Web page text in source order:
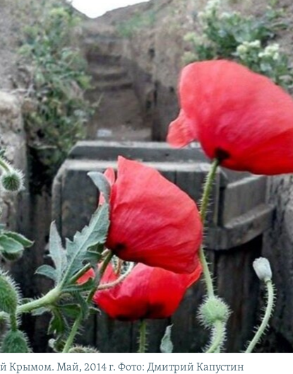
Крымом. Май, 2014 г. Фото: Дмитрий Капустин